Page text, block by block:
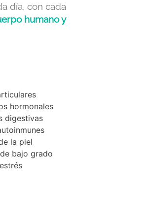
día, con cada
humano y
hormonales
digestivas
la piel
bajo grado